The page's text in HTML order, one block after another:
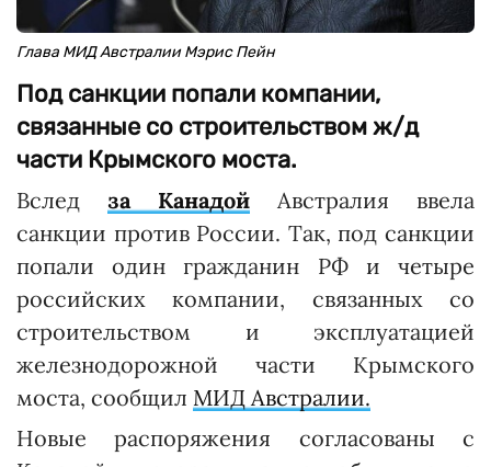
Глава МИД Австралии Мэрис Пейн
Под санкции попали компании,
связанные со строительством ж/д
части Крымского моста.
Вслед за Канадой Австралия ввела
санкции против России. Так, под санкции
попали один гражданин РФ и четыре
российских компании, связанных со
строительством и эксплуатацией
железнодорожной части Крымского
моста, сообщил МИД Австралии.
Новые распоряжения согласованы с